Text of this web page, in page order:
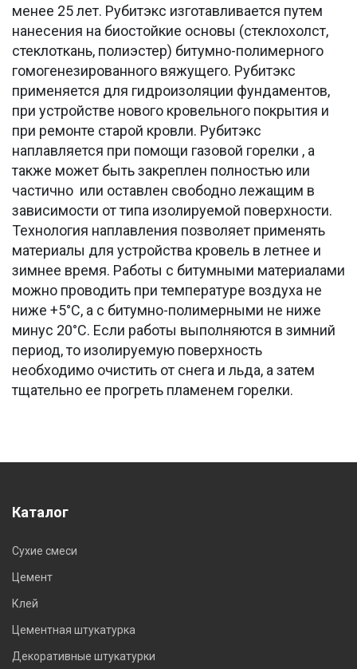
менее 25 лет. Рубитэкс изготавливается путем
нанесения на биостойкие основы (стеклохолст,
стеклоткань, полиэстер) битумно-полимерного
гомогенезированного вяжущего. Рубитэкс
применяется для гидроизоляции фундаментов,
при устройстве нового кровельного покрытия и
при ремонте старой кровли. Рубитэкс
наплавляется при помощи газовой горелки , а
также может быть закреплен полностью или
частично или оставлен свободно лежащим в
зависимости от типа изолируемой поверхности.
Технология наплавления позволяет применять
материалы для устройства кровель в летнее и
зимнее время. Работы с битумными материалами
можно проводить при температуре воздуха не
ниже +5°С, а с битумно-полимерными не ниже
минус 20°С. Если работы выполняются в зимний
период, то изолируемую поверхность
необходимо очистить от снега и льда, а затем
тщательно ее прогреть пламенем горелки.
Каталог
Сухие смеси
Цемент
Клей
Цементная штукатурка
Декоративные штукатурки